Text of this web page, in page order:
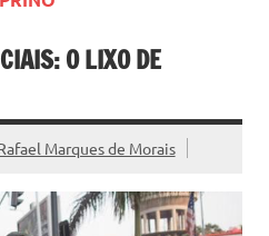
O LIXO DE
Marques de Morais